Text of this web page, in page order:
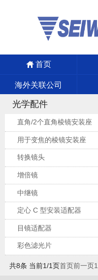
首页
海外关联公司
光学配件
直角/2个直角棱镜安装座
用于变焦的棱镜安装座
转换镜头
增倍镜
中继镜
定心 C 型安装适配器
目镜适配器
彩色滤光片
共8条 当前1/1页首页前一页1